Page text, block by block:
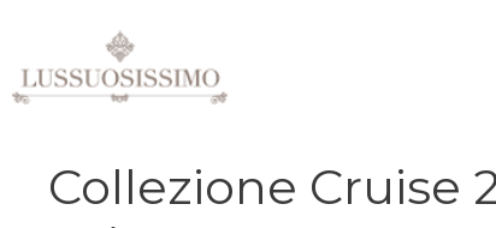
contenuto
Collezione Cruise